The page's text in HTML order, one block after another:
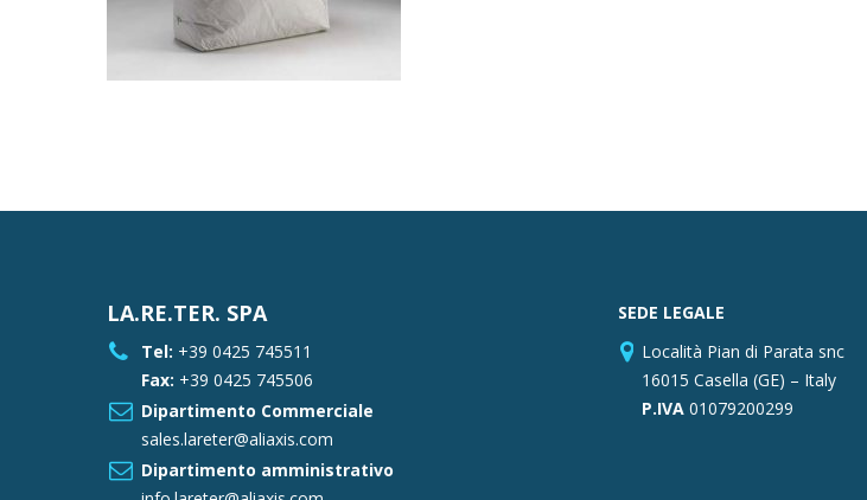
LA.RE.TER. SPA
Tel: +39 0425 745511
Fax: +39 0425 745506
Dipartimento Commerciale
sales.lareter@aliaxis.com
Dipartimento amministrativo
SEDE LEGALE
Località Pian di Parata snc
16015 Casella (GE) – Italy
P.IVA01079200299